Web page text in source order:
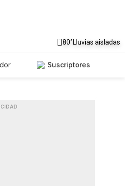
80°Lluvias aisladas
Suscriptores